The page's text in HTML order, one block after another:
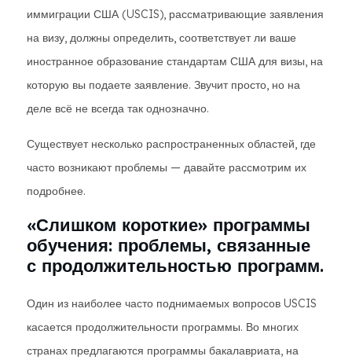
иммиграции США (USCIS), рассматривающие заявления
на визу, должны определить, соответствует ли ваше
иностранное образование стандартам США для визы, на
которую вы подаете заявление. Звучит просто, но на
деле всё не всегда так однозначно.
Существует несколько распространенных областей, где
часто возникают проблемы — давайте рассмотрим их
подробнее.
«Слишком короткие» программы
обучения: проблемы, связанные
с продолжительностью программ.
Один из наиболее часто поднимаемых вопросов USCIS
касается продолжительности программы. Во многих
странах предлагаются программы бакалавриата, на